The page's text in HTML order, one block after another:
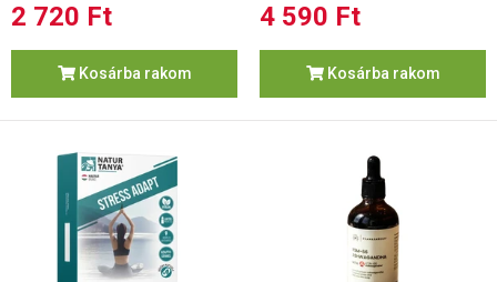
2 720 Ft
Kosárba rakom
4 590 Ft
Kosárba rakom